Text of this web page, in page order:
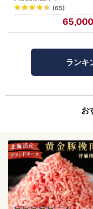
(65)
65,000
ランキ
お